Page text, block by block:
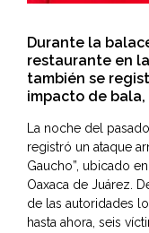
Durante la
restaurante en
también se
impacto de
La noche del
registró un ataque
Gaucho”, ubicado
Oaxaca de Juárez.
de las autoridades
hasta ahora, seis